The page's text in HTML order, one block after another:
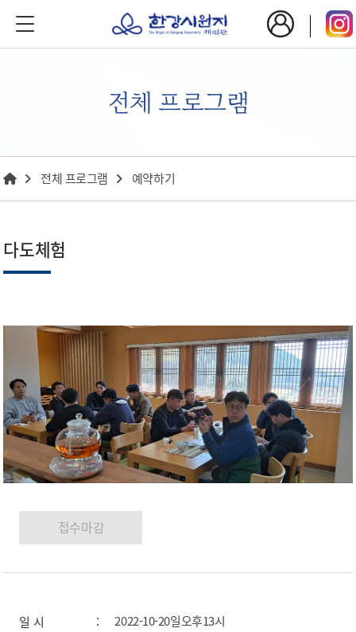
전체 프로그램
전체 프로그램 예약하기
다도체험
일 시
2022-10-20일오후13시